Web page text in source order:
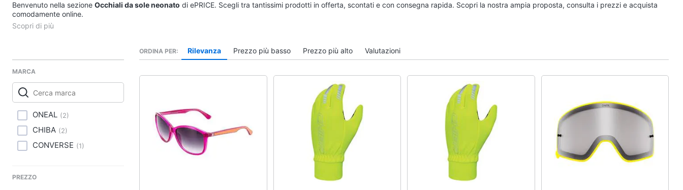
Telefonia
Smart home
Videogiochi
Audio e musica
Clima
Arredo
Passeggino leggero
Vedi tutti
Vaschetta bagnetto
Vedi tutti
Vestiti premaman
Vedi tutti
Crema di riso
Vedi tutti
Relax e giocattoli
Cavallo a dondolo
Carillon
Palestrina
La prima cameretta
Armadio cameretta
Abbigliamento neonati
Benvenuto nella sezione Occhiali da sole neonato di ePRICE. Scegli tra tantissimi prodotti in offerta, scontati e con consegna rapida. Scopri la nostra ampia proposta, consulta i prezzi e acquista
comodamente online.
MARCA
ONEAL (2)
CHIBA (2)
CONVERSE (1)
PREZZO
ORDINA PER Rilevanza Prezzo più basso Prezzo più alto Valutazioni